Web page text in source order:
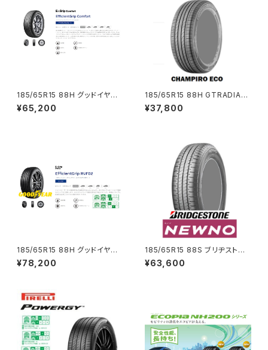
185/65R15 88H グッドイヤー
EfficientGrip Comfort コミ
コミ4本セット
¥65,200
185/65R15 88H GTRADIAL
CHAMPIRO ECOTEC コミコ
ミ4本セット
¥37,800
185/65R15 88H グッドイヤー
EfficientGrip RVF02 コミコ
ミ4本セット
¥78,200
185/65R15 88S ブリヂストン
NEWNO コミコミ4本セット
¥63,600